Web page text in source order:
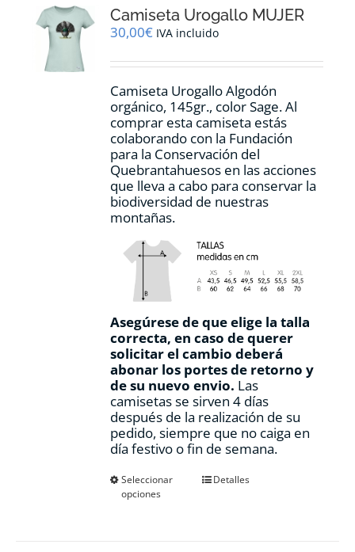
se
pueden
en
página
de
producto
Camiseta Urogallo MUJER
30,00€ IVA incluido
Camiseta Urogallo Algodón
orgánico, 145gr., color Sage. Al
comprar esta camiseta estás
colaborando con la Fundación
para la Conservación del
Quebrantahuesos en las acciones
que lleva a cabo para conservar la
biodiversidad de nuestras
montañas.
Asegúrese de que elige la talla
correcta, en caso de querer
solicitar el cambio deberá
abonar los portes de retorno y
de su nuevo envio. Las
camisetas se sirven 4 días
después de la realización de su
pedido, siempre que no caiga en
día festivo o fin de semana.
Seleccionar
opciones
EsteDetalles